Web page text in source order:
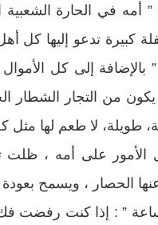
” أمه في الحارة
كبيرة تدعو إليها كل
بالإضافة إلى كل
يكون من التجار
طويلة، لا طعم لها مثل
على أمه ، ظلت
الحصار ، ويسمح بعودة
ساعة ” : إذا كنت رفضت